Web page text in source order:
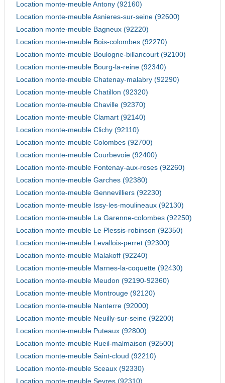
Location monte-meuble Antony (92160)
Location monte-meuble Asnieres-sur-seine (92600)
Location monte-meuble Bagneux (92220)
Location monte-meuble Bois-colombes (92270)
Location monte-meuble Boulogne-billancourt (92100)
Location monte-meuble Bourg-la-reine (92340)
Location monte-meuble Chatenay-malabry (92290)
Location monte-meuble Chatillon (92320)
Location monte-meuble Chaville (92370)
Location monte-meuble Clamart (92140)
Location monte-meuble Clichy (92110)
Location monte-meuble Colombes (92700)
Location monte-meuble Courbevoie (92400)
Location monte-meuble Fontenay-aux-roses (92260)
Location monte-meuble Garches (92380)
Location monte-meuble Gennevilliers (92230)
Location monte-meuble Issy-les-moulineaux (92130)
Location monte-meuble La Garenne-colombes (92250)
Location monte-meuble Le Plessis-robinson (92350)
Location monte-meuble Levallois-perret (92300)
Location monte-meuble Malakoff (92240)
Location monte-meuble Marnes-la-coquette (92430)
Location monte-meuble Meudon (92190-92360)
Location monte-meuble Montrouge (92120)
Location monte-meuble Nanterre (92000)
Location monte-meuble Neuilly-sur-seine (92200)
Location monte-meuble Puteaux (92800)
Location monte-meuble Rueil-malmaison (92500)
Location monte-meuble Saint-cloud (92210)
Location monte-meuble Sceaux (92330)
Location monte-meuble Sevres (92310)